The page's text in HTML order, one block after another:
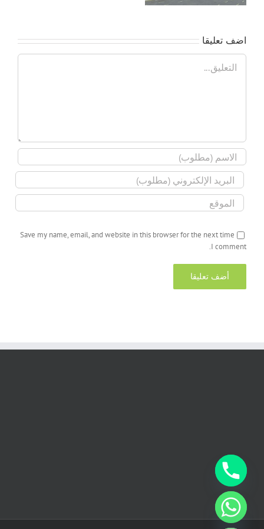
اضف تعليقا
تعليق
Save my name, email, and website in this browser for the next time
I comment.
Hide
chaty